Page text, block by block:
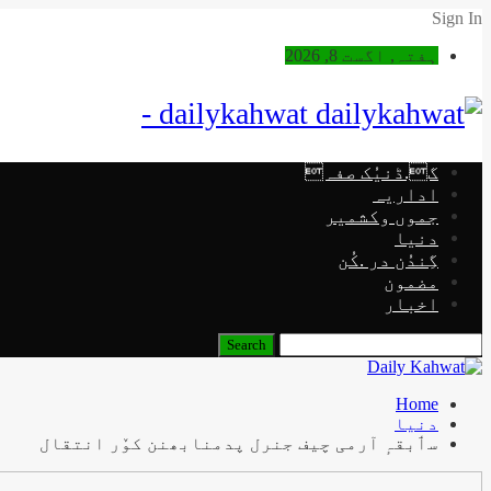
Sign In
ہفتہ, اگست 8, 2026
dailykahwat -
گ.ڈنیُک صفہ
اداریہ
جموں وکشمیر
دنیا
گِندُن در .کُن
مضمون
اخبار
Home
دنیا
سٲبقہٕ آرمی چیف جنرل پدمنابھنن کوٚر انتقال